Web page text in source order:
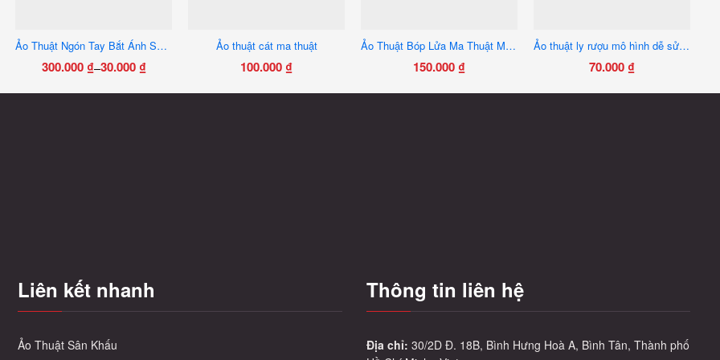
Ảo Thuật Ngón Tay Bắt Ánh Sáng Dlite
30.000 ₫
–
300.000 ₫Khoảng
giá:
thể
được
trên
Ảo thuật cát ma thuật
100.000 ₫
Ảo Thuật Bóp Lửa Ma Thuật Mẫu Mới – Ví Da Sang Trọng
150.000 ₫
Ảo thuật ly rượu mô hình dễ sử dụng
70.000 ₫
Liên kết nhanh
Ảo Thuật Sân Khấu
Thông tin liên hệ
Địa chỉ: 30/2D Đ. 18B, Bình Hưng Hoà A, Bình Tân, Thành phố